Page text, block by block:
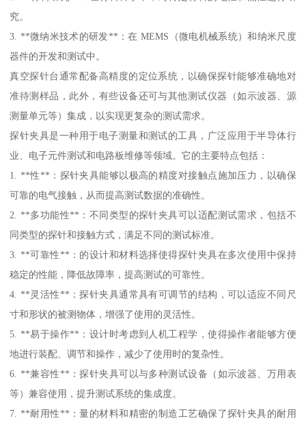
究。
3. **微纳米技术的研发**：在 MEMS（微电机械系统）和纳米尺度
器件的开发和测试中。
真空探针台通常配备高精度的定位系统，以确保探针能够准确地对
准待测样品，此外，有些设备还可与其他测试仪器（如示波器、源
测量单元等）集成，以实现更复杂的测试需求。
探针夹具是一种用于电子测量和测试的工具，广泛应用于半导体行
业、电子元件测试和电路板维修等领域。它的主要特点包括：
1. **性**：探针夹具能够以极高的精度对接触点施加压力，以确保
可靠的电气接触，从而提高测试数据的准确性。
2. **多功能性**：不同类型的探针夹具可以适配测试需求，包括不
同类型的探针和接触方式，满足不同的测试标准。
3. **可靠性**：的设计和材料选择使得探针夹具在多次使用中保持
稳定的性能，降低故障率，提高测试的可靠性。
4. **灵活性**：探针夹具通常具有可调节的结构，可以适应不同尺
寸和形状的被测物体，增强了使用的灵活性。
5. **易于操作**：设计时考虑到人机工程学，使得操作者能够方便
地进行装配、调节和操作，减少了使用时的复杂性。
6. **兼容性**：探针夹具可以与多种测试设备（如示波器、万用表
等）兼容使用，提升测试系统的集成度。
7. **耐用性**：量的材料和精密的制造工艺确保了探针夹具的耐用